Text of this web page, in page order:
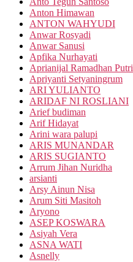
Anton Himawan
ANTON WAHYUDI
Anwar Rosyadi
Anwar Sanusi
Apfika Nurhayati
Aprianijal Ramadhan Putri
Apriyanti Setyaningrum
ARI YULIANTO
ARIDAF NI ROSLIANI
Arief budiman
Arif Hidayat
Arini wara palupi
ARIS MUNANDAR
ARIS SUGIANTO
Arrum Jihan Nuridha
arsianti
Arsy Ainun Nisa
Arum Siti Masitoh
Aryono
ASEP KOSWARA
Asiyah Vera
ASNA WATI
Asnelly